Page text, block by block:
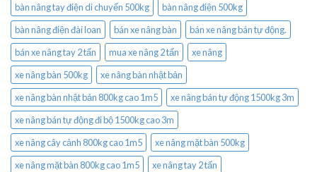
bàn nâng tay điện di chuyển 500kg
bàn nâng điện 500kg
bàn nâng điện đài loan
bán xe nâng bàn
bán xe nâng bán tự động.
bán xe nâng tay 2 tấn
mua xe nâng 2 tấn
xe nâng
xe nâng bàn 500kg
xe nâng bàn nhật bản
xe nâng bàn nhật bản 800kg cao 1m5
xe nâng bán tự động 1500kg 3m
xe nâng bán tự động đi bộ 1500kg cao 3m
xe nâng cây cảnh 800kg cao 1m5
xe nâng mặt bàn 500kg
xe nâng mặt bàn 800kg cao 1m5
xe nâng tay 2 tấn